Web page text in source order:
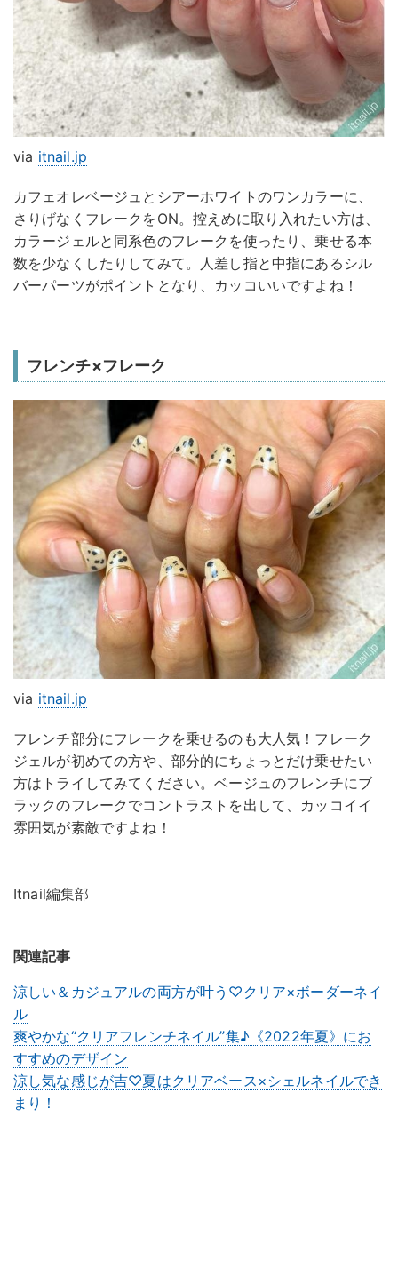
via itnail.jp
カフェオレベージュとシアーホワイトのワンカラーに、
さりげなくフレークをON。控えめに取り入れたい方は、
カラージェルと同系色のフレークを使ったり、乗せる本
数を少なくしたりしてみて。人差し指と中指にあるシル
バーパーツがポイントとなり、カッコいいですよね！
フレンチ×フレーク
via itnail.jp
フレンチ部分にフレークを乗せるのも大人気！フレーク
ジェルが初めての方や、部分的にちょっとだけ乗せたい
方はトライしてみてください。ベージュのフレンチにブ
ラックのフレークでコントラストを出して、カッコイイ
雰囲気が素敵ですよね！
Itnail編集部
関連記事
涼しい＆カジュアルの両方が叶う♡クリア×ボーダーネイ
ル
爽やかな“クリアフレンチネイル”集♪《2022年夏》にお
すすめのデザイン
涼し気な感じが吉♡夏はクリアベース×シェルネイルでき
まり！